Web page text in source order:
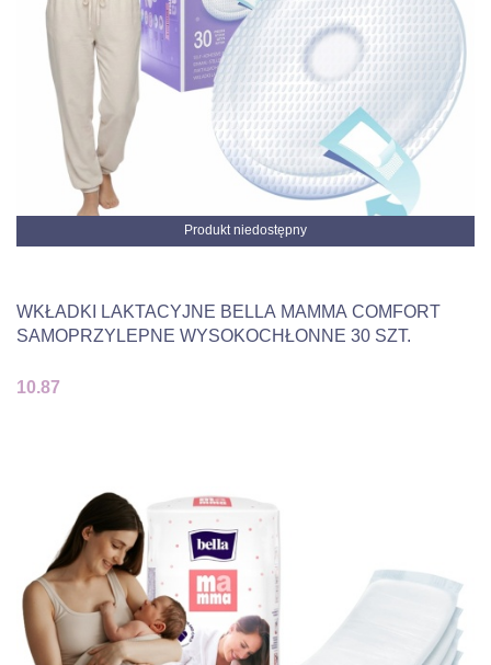
Produkt niedostępny
WKŁADKI LAKTACYJNE BELLA MAMMA COMFORT
SAMOPRZYLEPNE WYSOKOCHŁONNE 30 SZT.
10.87